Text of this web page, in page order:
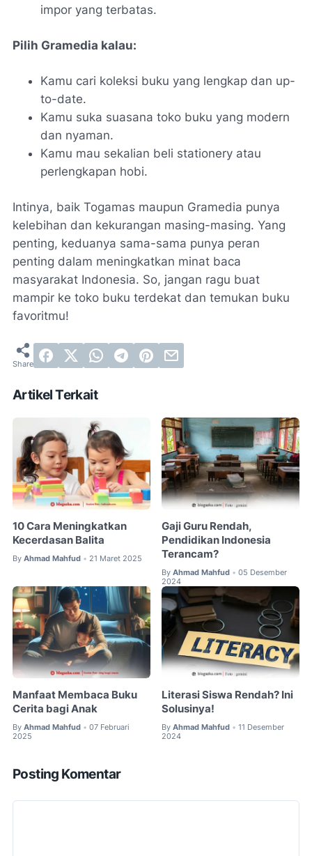
impor yang terbatas.
Pilih Gramedia kalau:
Kamu cari koleksi buku yang lengkap dan up-
to-date.
Kamu suka suasana toko buku yang modern
dan nyaman.
Kamu mau sekalian beli stationery atau
perlengkapan hobi.
Intinya, baik Togamas maupun Gramedia punya
kelebihan dan kekurangan masing-masing. Yang
penting, keduanya sama-sama punya peran
penting dalam meningkatkan minat baca
masyarakat Indonesia. So, jangan ragu buat
mampir ke toko buku terdekat dan temukan buku
favoritmu!
Artikel Terkait
10 Cara Meningkatkan
Kecerdasan Balita
By Ahmad Mahfud • 21 Maret 2025
Gaji Guru Rendah,
Pendidikan Indonesia
Terancam?
By Ahmad Mahfud • 05 Desember
2024
Manfaat Membaca Buku
Cerita bagi Anak
By Ahmad Mahfud • 07 Februari
2025
Literasi Siswa Rendah? Ini
Solusinya!
By Ahmad Mahfud • 11 Desember
2024
Posting Komentar